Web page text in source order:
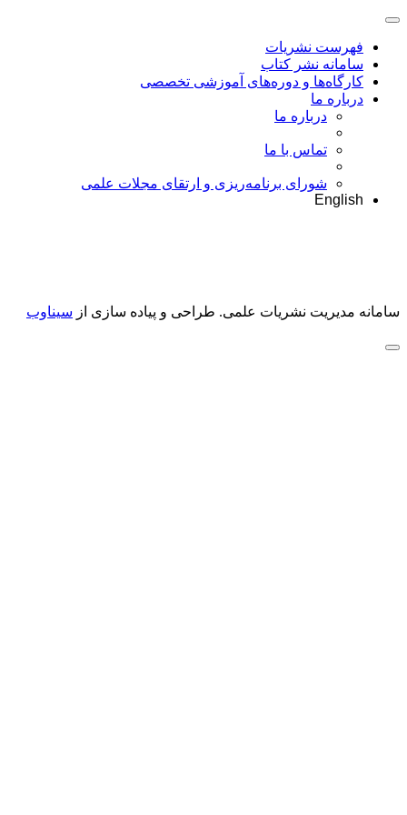
فهرست نشریات
سامانه نشر کتاب
کارگاه‌ها و دوره‌های آموزشی تخصصی
درباره ما
درباره ما
تماس با ما
شورای برنامه‌ریزی و ارتقای مجلات علمی
English
سامانه مدیریت نشریات علمی. طراحی و پیاده سازی از سیناوب